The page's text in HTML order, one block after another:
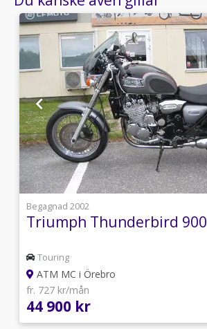
1
Begagnad 2002
Triumph Thunderbird 900
Touring
ATM MC i Örebro
fr. 727 kr/mån
44 900 kr